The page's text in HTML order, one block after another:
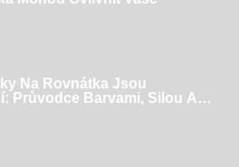
Na Rovnátka Jsou
Průvodce Barvami, Silou A